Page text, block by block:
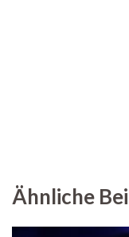
Ähnliche